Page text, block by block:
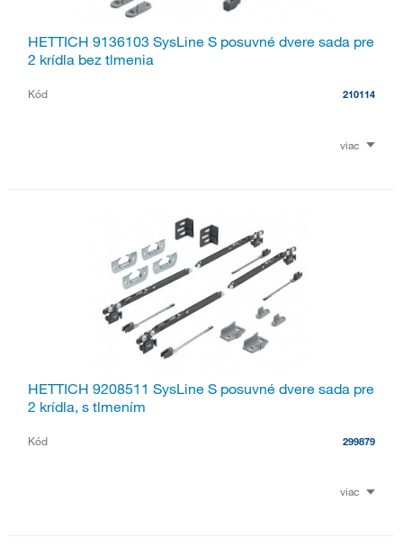
HETTICH 9136103 SysLine S posuvné dvere sada pre
2 krídla bez tlmenia
Kód 210114
viac
HETTICH 9208511 SysLine S posuvné dvere sada pre
2 krídla, s tlmením
Kód 299879
viac